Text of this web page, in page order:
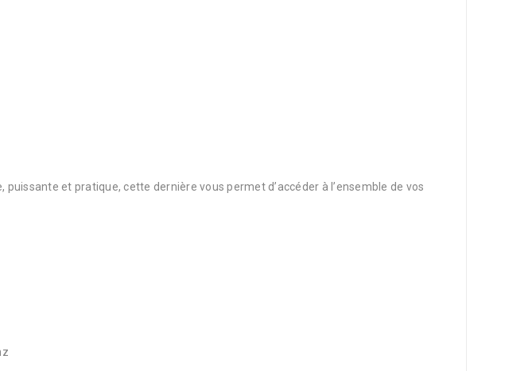
puissante et pratique, cette dernière vous permet d’accéder à l’ensemble de vos